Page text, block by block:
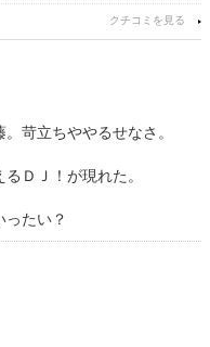
苛立ちややるせなさ。
ＤＪ！が現れた。
たい？